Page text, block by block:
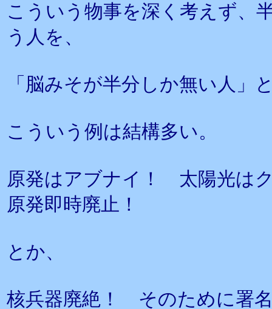
こういう物事を深く考えず、
う人を、
「脳みそが半分しか無い人」
こういう例は結構多い。
原発はアブナイ！ 太陽光は
原発即時廃止！
とか、
核兵器廃絶！ そのために署